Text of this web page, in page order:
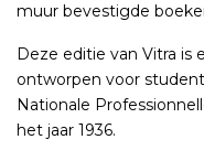
muur bevestigde
Deze editie van Vitra is
ontworpen voor
Nationale
het jaar 1936.